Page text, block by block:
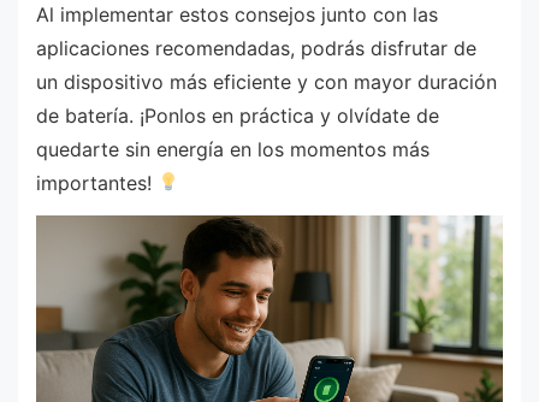
Al implementar estos consejos junto con las
aplicaciones recomendadas, podrás disfrutar de
un dispositivo más eficiente y con mayor duración
de batería. ¡Ponlos en práctica y olvídate de
quedarte sin energía en los momentos más
importantes!